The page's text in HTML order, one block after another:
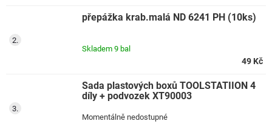
přepážka krab.malá ND 6241 PH (10ks)
Skladem 9 bal
49 Kč
Sada plastových boxů TOOLSTATIION 4
díly + podvozek XT90003
Momentálně nedostupné